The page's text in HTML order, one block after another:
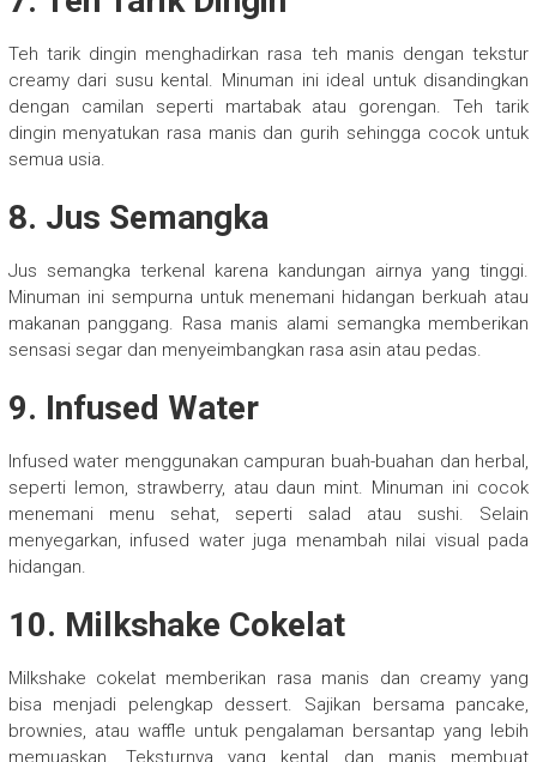
Teh tarik dingin menghadirkan rasa teh manis dengan tekstur
creamy dari susu kental. Minuman ini ideal untuk disandingkan
dengan camilan seperti martabak atau gorengan. Teh tarik
dingin menyatukan rasa manis dan gurih sehingga cocok untuk
semua usia.
8. Jus Semangka
Jus semangka terkenal karena kandungan airnya yang tinggi.
Minuman ini sempurna untuk menemani hidangan berkuah atau
makanan panggang. Rasa manis alami semangka memberikan
sensasi segar dan menyeimbangkan rasa asin atau pedas.
9. Infused Water
Infused water menggunakan campuran buah-buahan dan herbal,
seperti lemon, strawberry, atau daun mint. Minuman ini cocok
menemani menu sehat, seperti salad atau sushi. Selain
menyegarkan, infused water juga menambah nilai visual pada
hidangan.
10. Milkshake Cokelat
Milkshake cokelat memberikan rasa manis dan creamy yang
bisa menjadi pelengkap dessert. Sajikan bersama pancake,
brownies, atau waffle untuk pengalaman bersantap yang lebih
memuaskan. Teksturnya yang kental dan manis membuat